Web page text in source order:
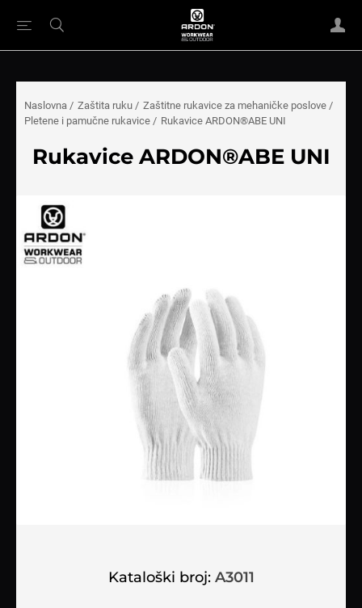
Naslovna / Zaštita ruku / Zaštitne rukavice za mehaničke poslove /
Pletene i pamučne rukavice / Rukavice ARDON®ABE UNI
Rukavice ARDON®ABE UNI
Kataloški broj: A3011